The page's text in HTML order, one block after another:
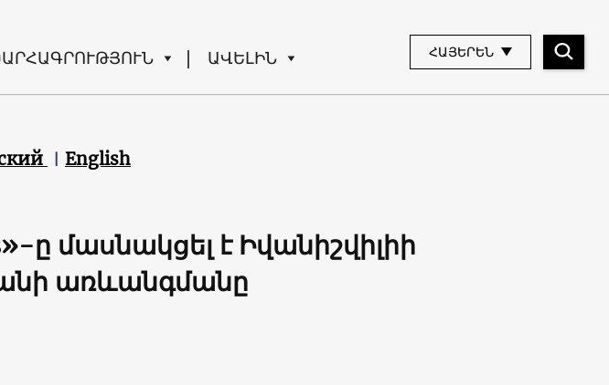
ԱՎԵԼԻՆ ՀԱՅԵՐԵՆ
English
ը մասնակցել է Իվանիշվիլիի
առևանգմանը